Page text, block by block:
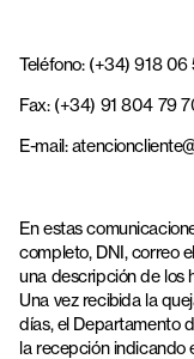
Teléfono: (+34) 918
Fax: (+34) 91 804 79
E-mail:
En estas
completo, DNI, correo
una descripción de los
Una vez recibida la
días, el Departamento
la recepción indicando